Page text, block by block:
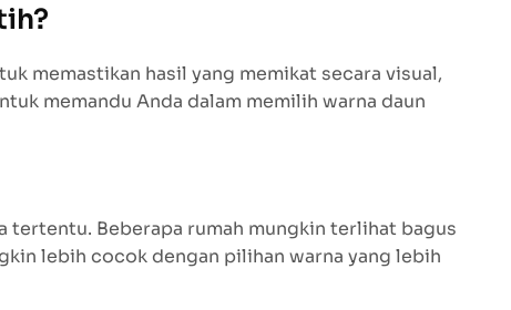
memastikan hasil yang memikat secara visual,
memandu Anda dalam memilih warna daun
tertentu. Beberapa rumah mungkin terlihat bagus
lebih cocok dengan pilihan warna yang lebih